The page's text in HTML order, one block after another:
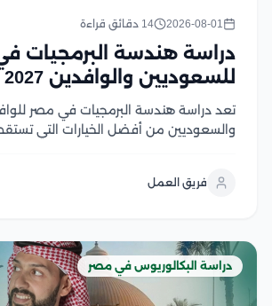
2026-08-01 14 دقائق قراءة
دراسة هندسة البرمجيات
للسعوديين والوافدين 2027
تعد دراسة هندسة البرمجيات في مصر
والسعوديين من أفضل الخيارات التي
الوظيفية محليًا ودوليًا، وتوفر الجامعات
فريق العمل
دراسة البكالوريوس في مصر